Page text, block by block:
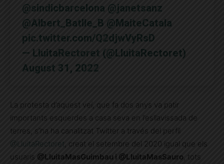
@sindicbarcelona @janetsanz
@Albert_Batlle_B @MaiteCatala
pic.twitter.com/Q2djwVyRsD
— LluitaRectoret (@LluitaRectoret)
August 31, 2022
La protesta d’aquest veí, que fa dos anys va patir
importants esquerdes a casa seva en l’esllavissada de
terres, s’ha ha canalitzat Twitter a través del perfil
@LluitaRectoret , creat el setembre del 2020 igual que els
usuaris @LluitaMasGuimbau i @LluitaMasSauro , tots